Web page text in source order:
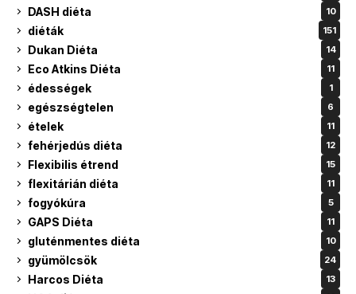
DASH diéta 10
diéták 151
Dukan Diéta 14
Eco Atkins Diéta 11
édességek 1
egészségtelen 6
ételek 11
fehérjedús diéta 12
Flexibilis étrend 15
flexitárián diéta 11
fogyókúra 5
GAPS Diéta 11
gluténmentes diéta 10
gyümölcsök 24
Harcos Diéta 13